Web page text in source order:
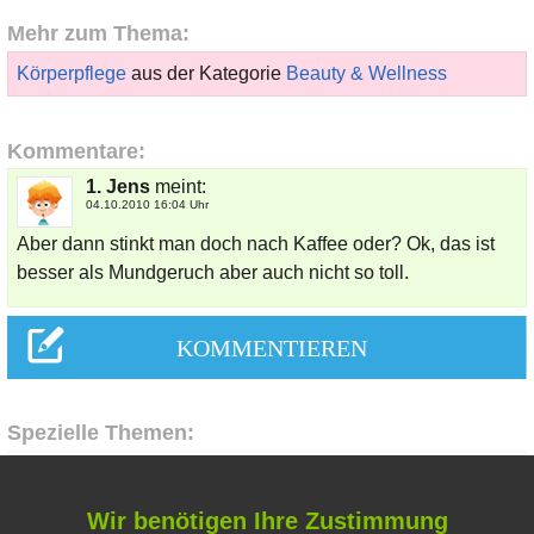
Mehr zum Thema:
Körperpflegeaus der Kategorie Beauty & Wellness
Kommentare:
1. Jensmeint:
04.10.2010 16:04 Uhr
Aber dann stinkt man doch nach Kaffee oder? Ok, das ist
besser als Mundgeruch aber auch nicht so toll.
Spezielle Themen:
Wir benötigen Ihre Zustimmung